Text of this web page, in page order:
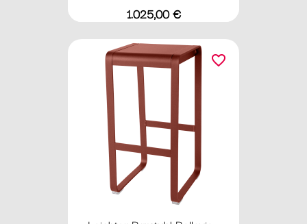
Preis
1.025,00 €
favorite_border